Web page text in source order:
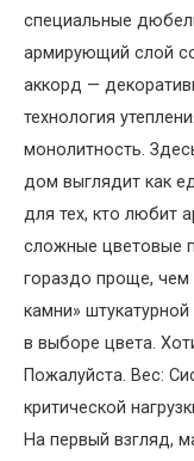
специальные
армирующий слой
аккорд —
технология
монолитность.
дом выглядит как
для тех, кто любит
сложные цветовые
гораздо проще,
камни»
в выборе цвета.
Пожалуйста. Вес:
критической
На первый взгляд,